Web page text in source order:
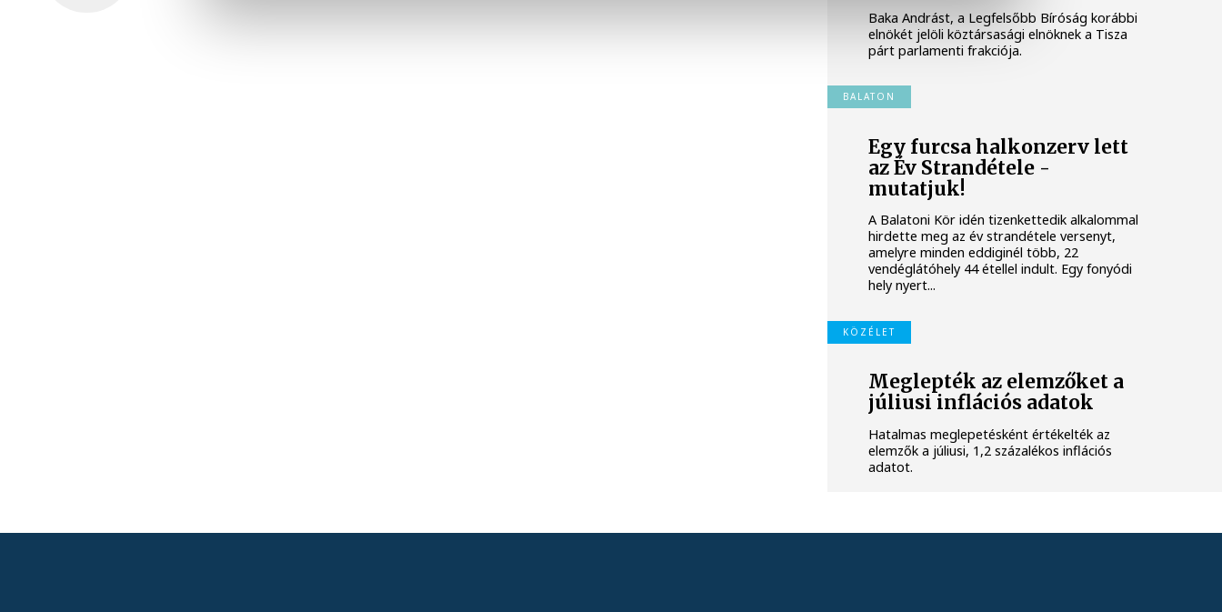
Baka Andrást, a Legfelsőbb Bíróság korábbi
elnökét jelöli köztársasági elnöknek a Tisza
párt parlamenti frakciója.
BALATON
Egy furcsa halkonzerv lett
az Év Strandétele -
mutatjuk!
A Balatoni Kör idén tizenkettedik alkalommal
hirdette meg az év strandétele versenyt,
amelyre minden eddiginél több, 22
vendéglátóhely 44 étellel indult. Egy fonyódi
hely nyert...
KÖZÉLET
Meglepték az elemzőket a
júliusi inflációs adatok
Hatalmas meglepetésként értékelték az
elemzők a júliusi, 1,2 százalékos inflációs
adatot.